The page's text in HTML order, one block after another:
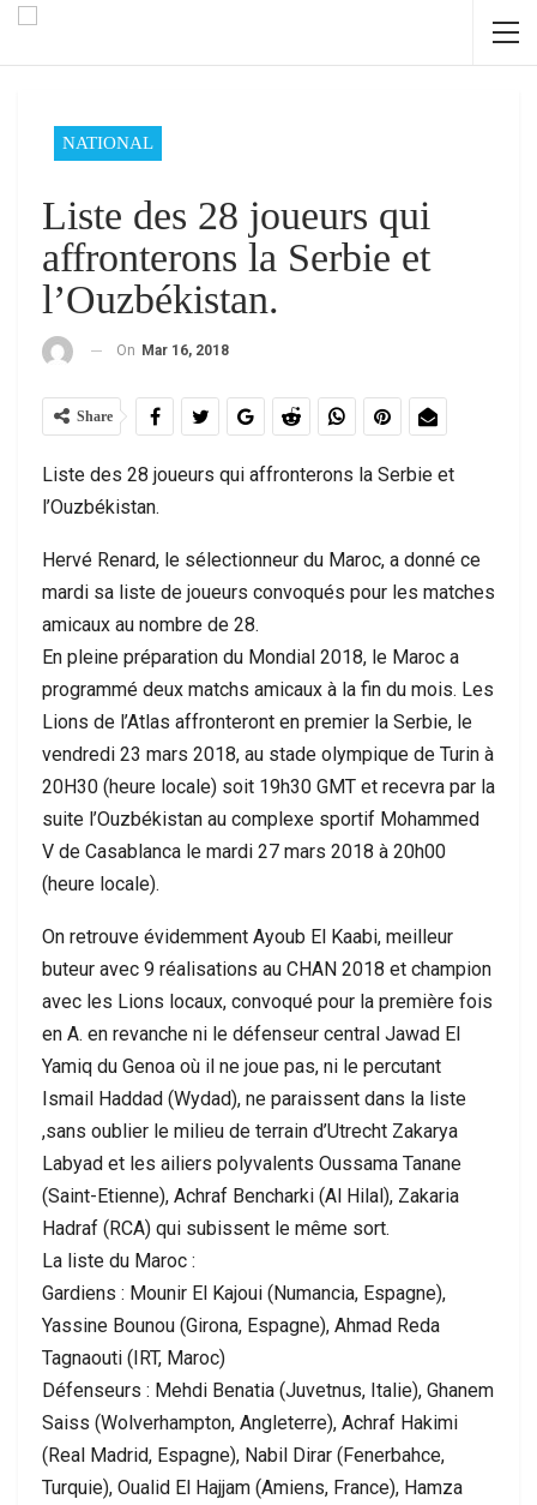
NATIONAL
Liste des 28 joueurs qui
affronterons la Serbie et
l’Ouzbékistan.
On Mar 16, 2018
Share
Liste des 28 joueurs qui affronterons la Serbie et
l’Ouzbékistan.
Hervé Renard, le sélectionneur du Maroc, a donné ce
mardi sa liste de joueurs convoqués pour les matches
amicaux au nombre de 28.
En pleine préparation du Mondial 2018, le Maroc a
programmé deux matchs amicaux à la fin du mois. Les
Lions de l’Atlas affronteront en premier la Serbie, le
vendredi 23 mars 2018, au stade olympique de Turin à
20H30 (heure locale) soit 19h30 GMT et recevra par la
suite l’Ouzbékistan au complexe sportif Mohammed
V de Casablanca le mardi 27 mars 2018 à 20h00
(heure locale).
On retrouve évidemment Ayoub El Kaabi, meilleur
buteur avec 9 réalisations au CHAN 2018 et champion
avec les Lions locaux, convoqué pour la première fois
en A. en revanche ni le défenseur central Jawad El
Yamiq du Genoa où il ne joue pas, ni le percutant
Ismail Haddad (Wydad), ne paraissent dans la liste
,sans oublier le milieu de terrain d’Utrecht Zakarya
Labyad et les ailiers polyvalents Oussama Tanane
(Saint-Etienne), Achraf Bencharki (Al Hilal), Zakaria
Hadraf (RCA) qui subissent le même sort.
La liste du Maroc :
Gardiens : Mounir El Kajoui (Numancia, Espagne),
Yassine Bounou (Girona, Espagne), Ahmad Reda
Tagnaouti (IRT, Maroc)
Défenseurs : Mehdi Benatia (Juvetnus, Italie), Ghanem
Saiss (Wolverhampton, Angleterre), Achraf Hakimi
(Real Madrid, Espagne), Nabil Dirar (Fenerbahce,
Turquie), Oualid El Hajjam (Amiens, France), Hamza